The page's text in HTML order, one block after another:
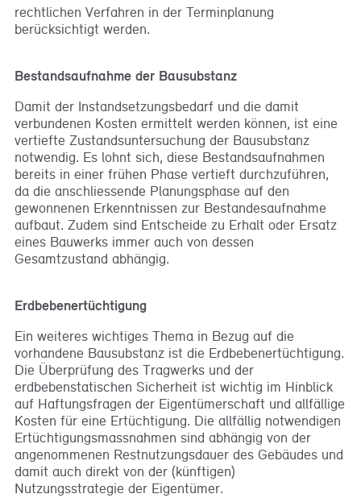
rechtlichen Verfahren in der Terminplanung
berücksichtigt werden.
Bestandsaufnahme der Bausubstanz
Damit der Instandsetzungsbedarf und die damit
verbundenen Kosten ermittelt werden können, ist eine
vertiefte Zustandsuntersuchung der Bausubstanz
notwendig. Es lohnt sich, diese Bestandsaufnahmen
bereits in einer frühen Phase vertieft durchzuführen,
da die anschliessende Planungsphase auf den
gewonnenen Erkenntnissen zur Bestandesaufnahme
aufbaut. Zudem sind Entscheide zu Erhalt oder Ersatz
eines Bauwerks immer auch von dessen
Gesamtzustand abhängig.
Erdbebenertüchtigung
Ein weiteres wichtiges Thema in Bezug auf die
vorhandene Bausubstanz ist die Erdbebenertüchtigung.
Die Überprüfung des Tragwerks und der
erdbebenstatischen Sicherheit ist wichtig im Hinblick
auf Haftungsfragen der Eigentümerschaft und allfällige
Kosten für eine Ertüchtigung. Die allfällig notwendigen
Ertüchtigungsmassnahmen sind abhängig von der
angenommenen Restnutzungsdauer des Gebäudes und
damit auch direkt von der (künftigen)
Nutzungsstrategie der Eigentümer.